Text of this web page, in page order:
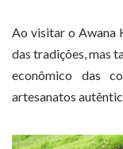
Ao visitar o Awana
das tradições, mas
econômico das
artesanatos